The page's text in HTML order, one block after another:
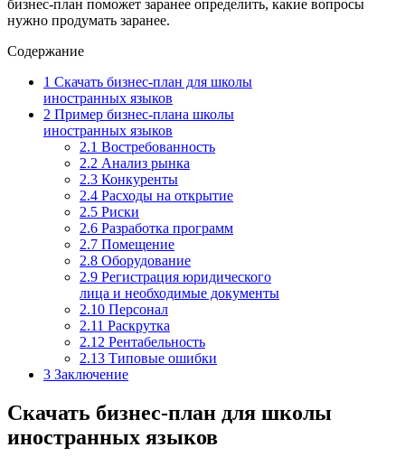
бизнес-план поможет заранее определить, какие вопросы
нужно продумать заранее.
Содержание
1 Скачать бизнес-план для школы
иностранных языков
2 Пример бизнес-плана школы
иностранных языков
2.1 Востребованность
2.2 Анализ рынка
2.3 Конкуренты
2.4 Расходы на открытие
2.5 Риски
2.6 Разработка программ
2.7 Помещение
2.8 Оборудование
2.9 Регистрация юридического
лица и необходимые документы
2.10 Персонал
2.11 Раскрутка
2.12 Рентабельность
2.13 Типовые ошибки
3 Заключение
Скачать бизнес-план для школы
иностранных языков